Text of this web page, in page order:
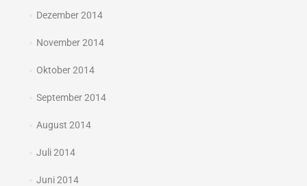
Dezember 2014
November 2014
Oktober 2014
September 2014
August 2014
Juli 2014
Juni 2014